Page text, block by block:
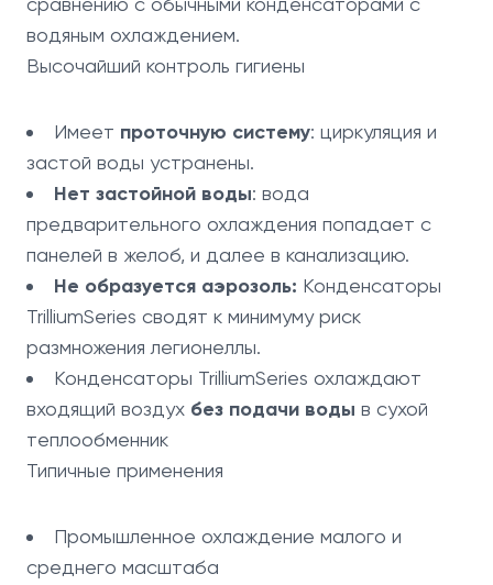
водяным охлаждением.
Высочайший контроль гигиены
Имеет проточную систему: циркуляция и
застой воды устранены.
Нет застойной воды: вода
предварительного охлаждения попадает с
панелей в желоб, и далее в канализацию.
Не образуется аэрозоль: Конденсаторы
TrilliumSeries сводят к минимуму риск
размножения легионеллы.
Конденсаторы TrilliumSeries охлаждают
входящий воздух без подачи воды в сухой
теплообменник
Типичные применения
Промышленное охлаждение малого и
среднего масштаба